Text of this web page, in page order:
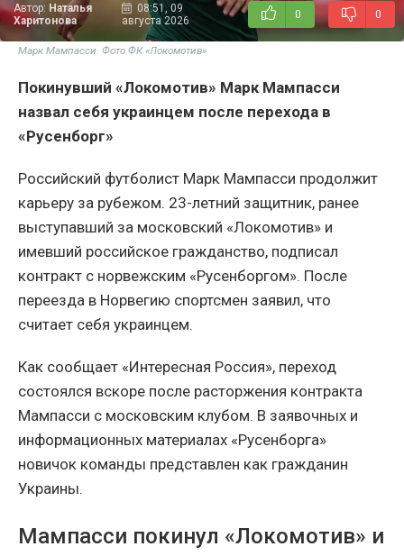
Автор: Наталья
Харитонова
08:51, 09
августа 2026
0 0
Марк Мампасси. Фото ФК «Локомотив»
Покинувший «Локомотив» Марк Мампасси
назвал себя украинцем после перехода в
«Русенборг»
Российский футболист Марк Мампасси продолжит
карьеру за рубежом. 23-летний защитник, ранее
выступавший за московский «Локомотив» и
имевший российское гражданство, подписал
контракт с норвежским «Русенборгом». После
переезда в Норвегию спортсмен заявил, что
считает себя украинцем.
Как сообщает «Интересная Россия», переход
состоялся вскоре после расторжения контракта
Мампасси с московским клубом. В заявочных и
информационных материалах «Русенборга»
новичок команды представлен как гражданин
Украины.
Мампасси покинул «Локомотив» и